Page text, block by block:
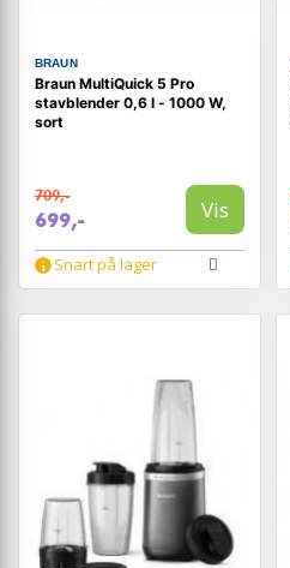
BRAUN
Braun MultiQuick 5 Pro
stavblender 0,6 l - 1000 W,
sort
709,-
699,- Vis
Snart på lager